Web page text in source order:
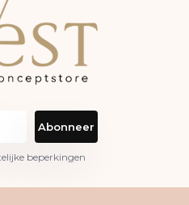
Abonneer
beperkingen